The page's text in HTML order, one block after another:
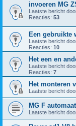
invoeren MG
Laatste bericht
Reacties: 53
Een gebruikte
Laatste bericht
Reacties: 10
Het een en
Laatste bericht
Reacties: 7
Het monteren
Laatste bericht
MG F
Laatste bericht